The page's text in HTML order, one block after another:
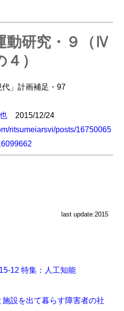
動研究・９（Ⅳ
４）
代」計画補足・97
2015/12/24
ritsumeiarsvi/posts/16750065
last update:2015